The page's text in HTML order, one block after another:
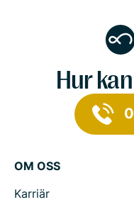
Hur
OM OSS
Karriär